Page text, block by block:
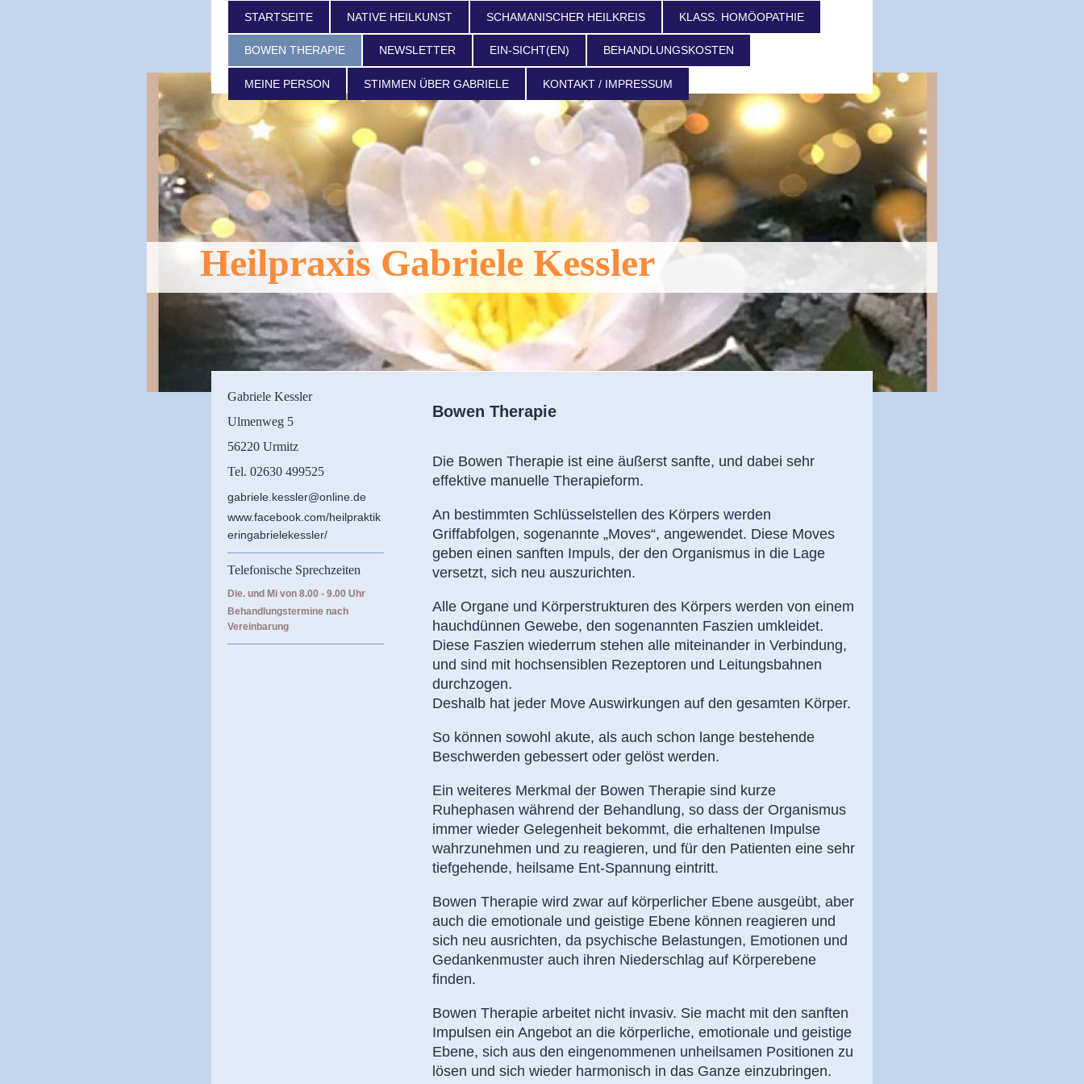
STARTSEITE NATIVE HEILKUNST SCHAMANISCHER HEILKREIS KLASS. HOMÖOPATHIE
BOWEN THERAPIE NEWSLETTER EIN-SICHT(EN) BEHANDLUNGSKOSTEN
MEINE PERSON STIMMEN ÜBER GABRIELE KONTAKT / IMPRESSUM
Heilpraxis Gabriele Kessler
Bowen Therapie
Die Bowen Therapie ist eine äußerst sanfte, und dabei sehr
effektive manuelle Therapieform.
An bestimmten Schlüsselstellen des Körpers werden
Griffabfolgen, sogenannte „Moves“, angewendet. Diese Moves
geben einen sanften Impuls, der den Organismus in die Lage
versetzt, sich neu auszurichten.
Alle Organe und Körperstrukturen des Körpers werden von einem
hauchdünnen Gewebe, den sogenannten Faszien umkleidet.
Diese Faszien wiederrum stehen alle miteinander in Verbindung,
und sind mit hochsensiblen Rezeptoren und Leitungsbahnen
durchzogen.
Deshalb hat jeder Move Auswirkungen auf den gesamten Körper.
So können sowohl akute, als auch schon lange bestehende
Beschwerden gebessert oder gelöst werden.
Ein weiteres Merkmal der Bowen Therapie sind kurze
Ruhephasen während der Behandlung, so dass der Organismus
immer wieder Gelegenheit bekommt, die erhaltenen Impulse
wahrzunehmen und zu reagieren, und für den Patienten eine sehr
tiefgehende, heilsame Ent-Spannung eintritt.
Bowen Therapie wird zwar auf körperlicher Ebene ausgeübt, aber
auch die emotionale und geistige Ebene können reagieren und
sich neu ausrichten, da psychische Belastungen, Emotionen und
Gedankenmuster auch ihren Niederschlag auf Körperebene
finden.
Bowen Therapie arbeitet nicht invasiv. Sie macht mit den sanften
Impulsen ein Angebot an die körperliche, emotionale und geistige
Ebene, sich aus den eingenommenen unheilsamen Positionen zu
lösen und sich wieder harmonisch in das Ganze einzubringen.
Gabriele Kessler
Ulmenweg 5
56220 Urmitz
Tel. 02630 499525
gabriele.kessler@online.de
www.facebook.com/heilpraktik
eringabrielekessler/
Telefonische Sprechzeiten
Die. und Mi von 8.00 - 9.00 Uhr
Behandlungstermine nach
Vereinbarung